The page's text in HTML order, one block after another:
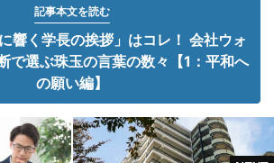
記事本文を読む
響く学長の挨拶」はコレ！ 会社ウォ
で選ぶ珠玉の言葉の数々【1：平和へ
の願い編】